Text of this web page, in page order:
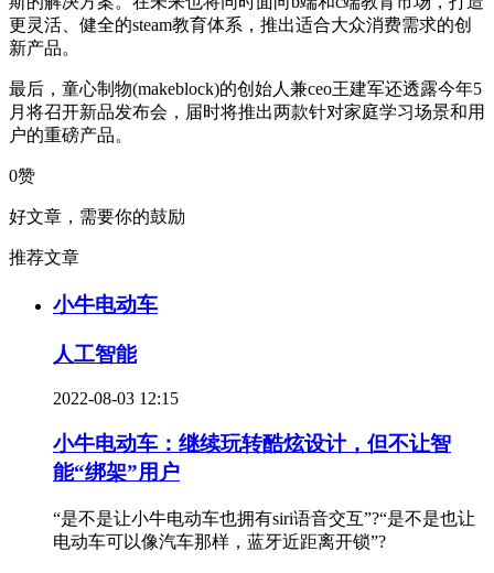
更灵活、健全的steam教育体系，推出适合大众消费需求的创
新产品。
最后，童心制物(makeblock)的创始人兼ceo王建军还透露今年5
月将召开新品发布会，届时将推出两款针对家庭学习场景和用
户的重磅产品。
0赞
好文章，需要你的鼓励
推荐文章
小牛电动车
人工智能
2022-08-03 12:15
小牛电动车：继续玩转酷炫设计，但不让智
能“绑架”用户
“是不是让小牛电动车也拥有siri语音交互”?“是不是也让
电动车可以像汽车那样，蓝牙近距离开锁”?